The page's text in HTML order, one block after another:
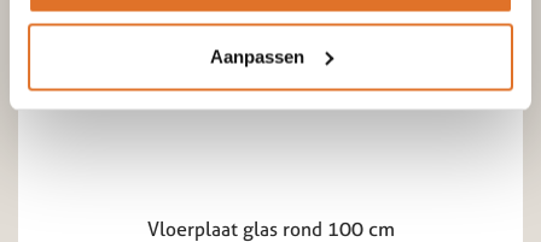
Aanpassen
Vloerplaat glas rond 100 cm